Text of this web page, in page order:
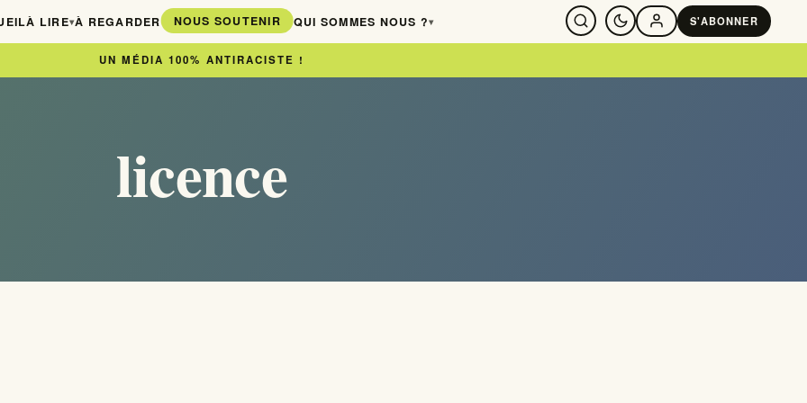
À LIRE▾À REGARDER NOUS SOUTENIR QUI SOMMES NOUS ?▾ SE CONNECTER
S'ABONNER
UN MÉDIA 100% ANTIRACISTE !
licence